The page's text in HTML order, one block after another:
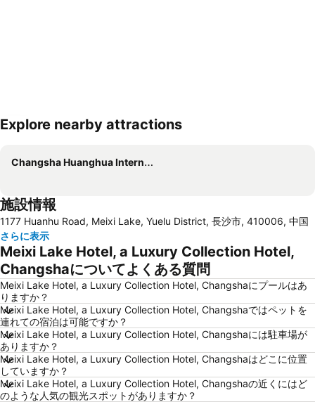
Explore nearby attractions
Changsha Huanghua International Airport
施設情報
1177 Huanhu Road, Meixi Lake, Yuelu District, 長沙市, 410006, 中国
さらに表示
Meixi Lake Hotel, a Luxury Collection Hotel,
Changshaについてよくある質問
Meixi Lake Hotel, a Luxury Collection Hotel, Changshaにプールはあ
りますか？
Meixi Lake Hotel, a Luxury Collection Hotel, Changshaではペットを
連れての宿泊は可能ですか？
Meixi Lake Hotel, a Luxury Collection Hotel, Changshaには駐車場が
ありますか？
Meixi Lake Hotel, a Luxury Collection Hotel, Changshaはどこに位置
していますか？
Meixi Lake Hotel, a Luxury Collection Hotel, Changshaの近くにはど
のような人気の観光スポットがありますか？